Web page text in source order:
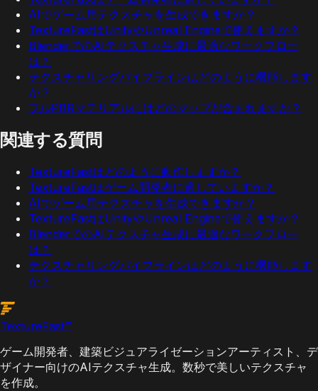
AIでゲーム用テクスチャを生成できますか？
TextureFastはUnityやUnreal Engineで使えますか？
BlenderでのAIテクスチャ生成に最適なワークフロー
は？
テクスチャリングパイプラインはどのように機能します
か？
フルPBRマテリアルにはどのマップが含まれますか？
関連する質問
TextureFastはどのように動作しますか？
TextureFastはゲーム開発者に適していますか？
AIでゲーム用テクスチャを生成できますか？
TextureFastはUnityやUnreal Engineで使えますか？
BlenderでのAIテクスチャ生成に最適なワークフロー
は？
テクスチャリングパイプラインはどのように機能します
か？
TextureFast™
ゲーム開発者、建築ビジュアライゼーションアーティスト、デ
ザイナー向けのAIテクスチャ生成。数秒で美しいテクスチャ
を作成。